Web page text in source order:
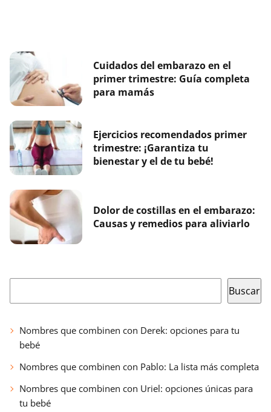
Cuidados del embarazo en el
primer trimestre: Guía completa
para mamás
Ejercicios recomendados primer
trimestre: ¡Garantiza tu
bienestar y el de tu bebé!
Dolor de costillas en el embarazo:
Causas y remedios para aliviarlo
Buscar
Nombres que combinen con Derek: opciones para tu
bebé
Nombres que combinen con Pablo: La lista más completa
Nombres que combinen con Uriel: opciones únicas para
tu bebé